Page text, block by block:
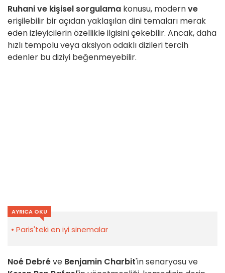
Ruhani ve kişisel sorgulama konusu, modernve
erişilebilir bir açıdan yaklaşılan dini temaları merak
eden izleyicilerin özellikle ilgisini çekebilir. Ancak, daha
hızlı tempolu veya aksiyon odaklı dizileri tercih
edenler bu diziyi beğenmeyebilir.
AYRICA OKU
Paris'teki en iyi sinemalar
Noé Debréve Benjamin Charbit'in senaryosu ve